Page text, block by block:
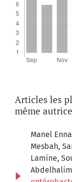
Articles les
même autrice
Manel
Mesbah,
Lamine,